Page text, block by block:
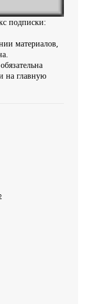
подписки:
материалов,
на главную